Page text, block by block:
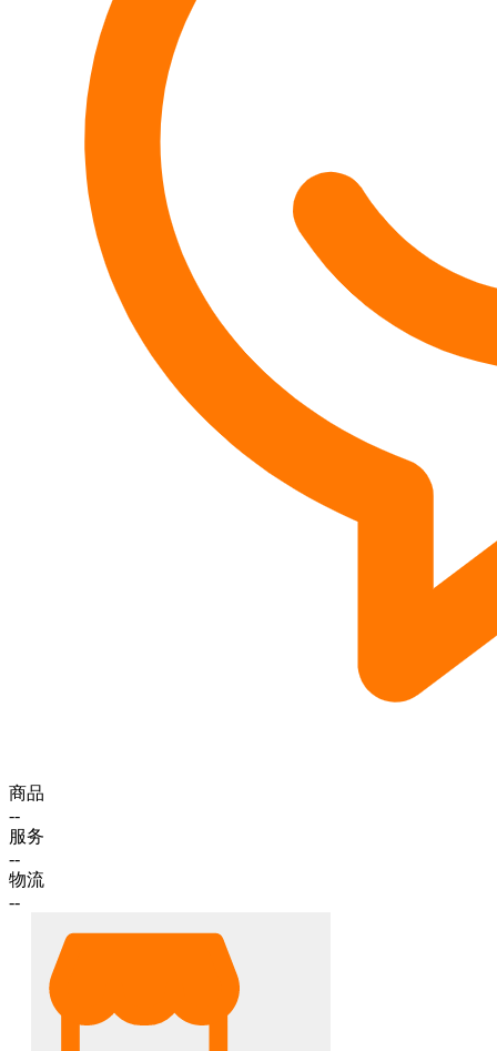
商品
--
服务
--
物流
--